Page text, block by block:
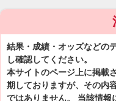
結果・成績・オッズなどの
し確認してください。
本サイトのページ上に掲載
期しておりますが、その内
ではありません。 当該情報